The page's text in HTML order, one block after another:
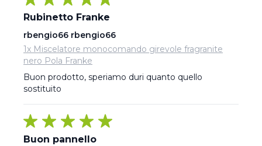
Rubinetto Franke
rbengio66 rbengio66
1x Miscelatore monocomando girevole fragranite
nero Pola Franke
Buon prodotto, speriamo duri quanto quello
sostituito
Buon pannello